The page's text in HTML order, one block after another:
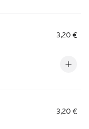
3,20 €
3,20 €